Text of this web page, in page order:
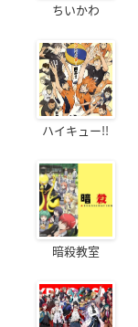
ちいかわ
ハイキュー!!
暗殺教室